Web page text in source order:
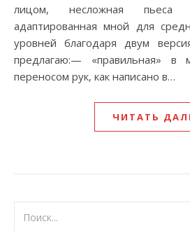
лицом, несложная пьеса
адаптированная мной для
уровней благодаря двум
предлагаю:— «правильная» в
переносом рук, как написано в…
ЧИТАТЬ